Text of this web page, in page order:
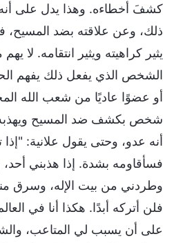
كشفَ أخطاءه. وهذا يدل على
ذلك، وعن علاقته بضد
يثير كراهيته ويثير انتقامه. لا
الشخص الذي يفعل ذلك يفهم
أو عضوًا عاديًا من شعب الله
شخص بكشف ضد المسيح
أنه عدو، وحتى يقول علانية:
فسأقاومه بشدة. إذا هذبني
وطردني من بيت الإله، وسرق
فلن أتركه أبدًا. هكذا أنا في
على أن يسبب لي المتاعب،